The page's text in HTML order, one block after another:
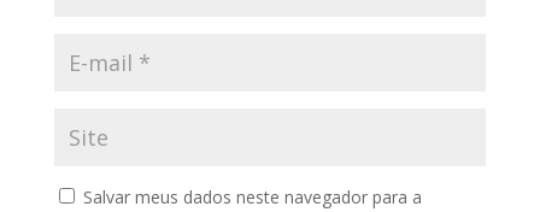
Salvar meus dados neste navegador para a